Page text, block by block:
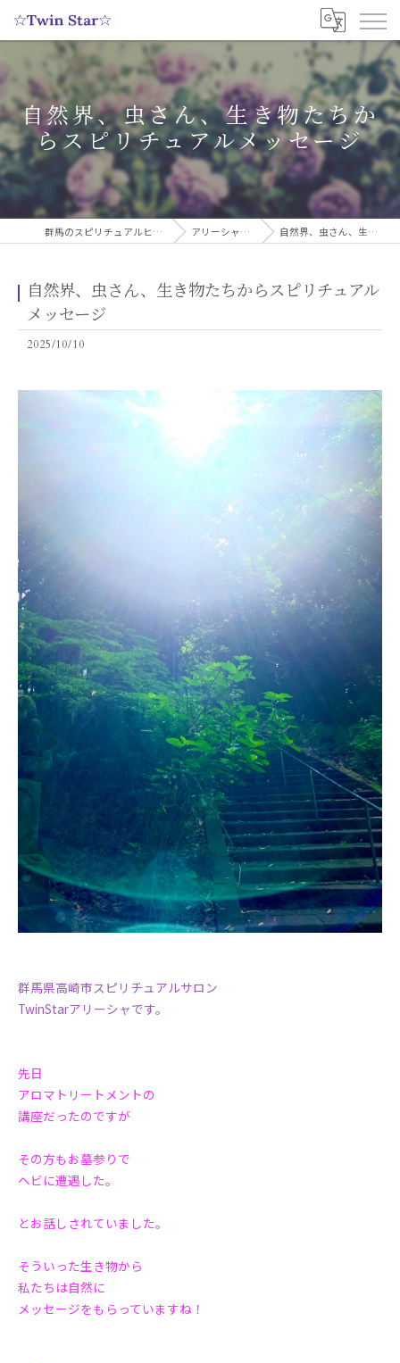
自然界、虫さん、生き物たちか
らスピリチュアルメッセージ
群馬のスピリチュアルヒーリングサロンなら実績多数の☆Twin Star☆ アリーシャのスピリチュアルブログ 自然界、虫さん、生き物たちからスピリチュアルメッセージ
自然界、虫さん、生き物たちからスピリチュアル
メッセージ
2025/10/10
群馬県高崎市スピリチュアルサロン
TwinStarアリーシャです。
先日
アロマトリートメントの
講座だったのですが
その方もお墓参りで
ヘビに遭遇した。
とお話しされていました。
そういった生き物から
私たちは自然に
メッセージをもらっていますね！